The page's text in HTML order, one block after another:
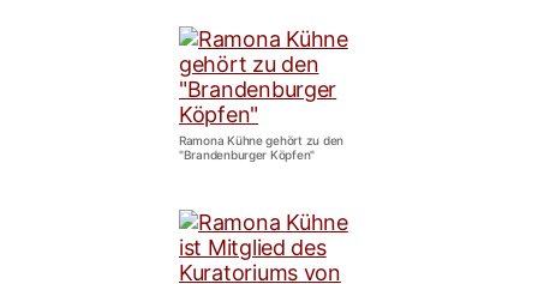
Ramona Kühne gehört zu den
"Brandenburger Köpfen"